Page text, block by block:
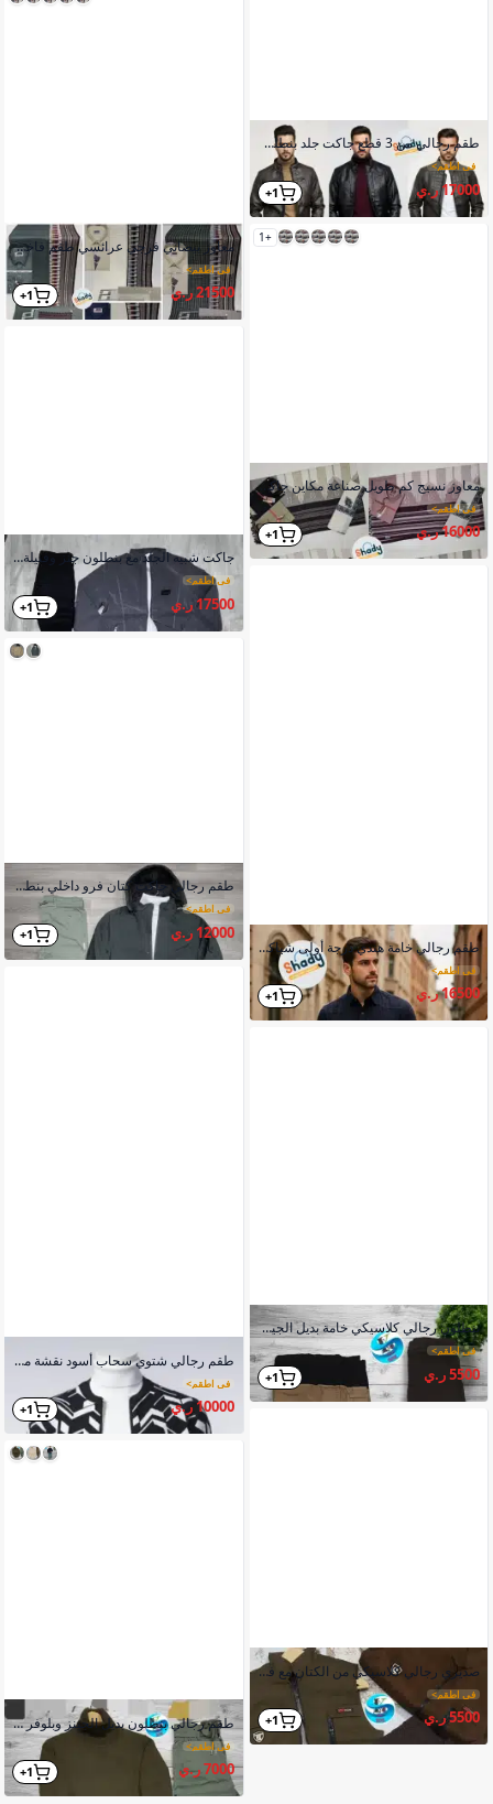
طقم رجالي من 3 قطع جاكت جلد بنطلون بديل الجينز بلوفر رقبة ضد البرد
في اطقم>
17000 ر.ي 1+
+1
معاوز نسيج كم طويل صناعة مكاين جاكور صيني الصنع
في اطقم>
16000 ر.ي 1+
طقم رجالي خامة هندي درجة أولى شياكه وفخامه
في اطقم>
16500 ر.ي 1+
بنطلون رجالي كلاسيكي خامة بديل الجينز مريح يمنح الدفء
في اطقم>
5500 ر.ي 1+
صديري رجالي كلاسيكي من الكتان مع فرو داخلي كثيف
في اطقم>
5500 ر.ي 1+
معاوز بيضاني فرجي عرائسي طقم فاخر من خامة درجه اولى
في اطقم>
21500 ر.ي 1+
جاكت شبيه الجلد مع بنطلون جنز وفنيلة رقبة رجالي
في اطقم>
17500 ر.ي 1+
طقم رجالي جاكت كتان فرو داخلي بنطلون بديل الجنز فانيلا صوف
في اطقم>
12000 ر.ي 1+
طقم رجالي شتوي سحاب أسود نقشة ملونة رقبة كاملة صوف
في اطقم>
10000 ر.ي 1+
طقم رجالي بنطلون بديل الجينز وبلوفر مصوف شتوي
في اطقم>
7000 ر.ي 1+